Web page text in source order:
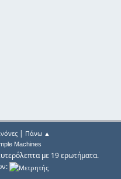
| Πάνω ▲
Machines
με 19 ερωτήματα.